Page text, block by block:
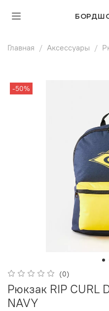
Главная Аксессуары
-50%
(0)
Рюкзак RIP CURL DOME PRO LOGO 18L
NAVY